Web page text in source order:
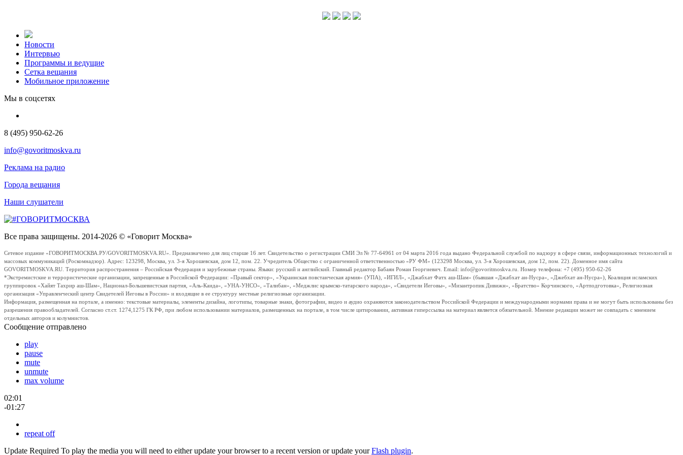
Новости
Интервью
Программы и ведущие
Сетка вещания
Мобильное приложение
Мы в соцсетях
8 (495) 950-62-26
info@govoritmoskva.ru
Реклама на радио
Города вещания
Наши слушатели
Все права защищены. 2014-2026 © «Говорит Москва»
Сетевое издание «ГОВОРИТМОСКВА.РУ/GOVORITMOSKVA.RU». Предназначено для лиц старше 16 лет. Свидетельство о регистрации СМИ Эл № 77-64961 от 04 марта 2016 года выдано Федеральной службой по надзору в сфере связи, информационных технологий и
массовых коммуникаций (Роскомнадзор). Адрес: 123298, Москва, ул. 3-я Хорошевская, дом 12, пом. 22. Учредитель Общество с ограниченной ответственностью «РУ ФМ» (123298 Москва, ул. 3-я Хорошевская, дом 12, пом. 22). Доменное имя сайта
GOVORITMOSKVA.RU. Территория распространения – Российская Федерация и зарубежные страны. Языки: русский и английский. Главный редактор Бабаян Роман Георгиевич. Email: info@govoritmoskva.ru. Номер телефона: +7 (495) 950-62-26
*Экстремистские и террористические организации, запрещенные в Российской Федерации: «Правый сектор», «Украинская повстанческая армия» (УПА), «ИГИЛ», «Джабхат Фатх аш-Шам» (бывшая «Джабхат ан-Нусра», «Джебхат ан-Нусра»), Коалиция исламских
группировок «Хайят Тахрир аш-Шам», Национал-Большевистская партия, «Аль-Каида», «УНА-УНСО», «Талибан», «Меджлис крымско-татарского народа», «Свидетели Иеговы», «Мизантропик Дивижн», «Братство» Корчинского, «Артподготовка», Религиозная
организация «Управленческий центр Свидетелей Иеговы в России» и входящие в ее структуру местные религиозные организации.
Информация, размещенная на портале, а именно: текстовые материалы, элементы дизайна, логотипы, товарные знаки, фотографии, видео и аудио охраняются законодательством Российской Федерации и международными нормами права и не могут быть использованы без
разрешения правообладателей. Согласно ст.ст. 1274,1275 ГК РФ, при любом использовании материалов, размещенных на портале, в том числе цитировании, активная гиперссылка на материал является обязательной. Мнение редакции может не совпадать с мнением
отдельных авторов и колумнистов.
Сообщение отправлено
play
pause
mute
unmute
max volume
02:01
-01:27
repeat off
Update Required To play the media you will need to either update your browser to a recent version or update yourFlash plugin.